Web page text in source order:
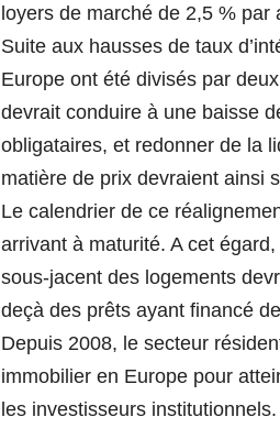
loyers de marché de 2,5 % par
Suite aux hausses de taux
Europe ont été divisés par
devrait conduire à une baisse
obligataires, et redonner de la
matière de prix devraient ainsi
Le calendrier de ce
arrivant à maturité. A cet
sous-jacent des logements
deçà des prêts ayant financé
Depuis 2008, le secteur
immobilier en Europe pour
les investisseurs institutionnels.